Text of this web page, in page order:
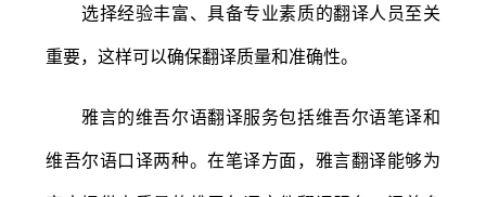
选择经验丰富、具备专业素质的翻译人员至关
重要，这样可以确保翻译质量和准确性。
雅言的维吾尔语翻译服务包括维吾尔语笔译和
维吾尔语口译两种。在笔译方面，雅言翻译能够为